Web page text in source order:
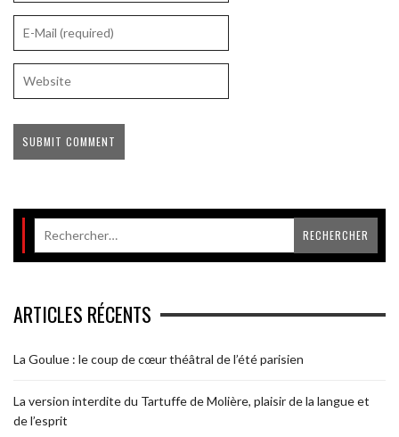
ARTICLES RÉCENTS
La Goulue : le coup de cœur théâtral de l’été parisien
La version interdite du Tartuffe de Molière, plaisir de la langue et
de l’esprit